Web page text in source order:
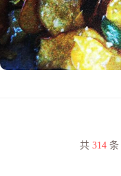
共 314条